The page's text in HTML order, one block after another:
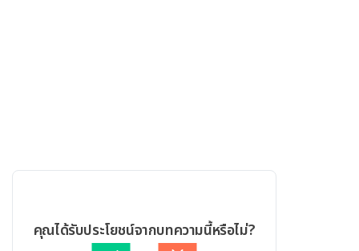
คุณได้รับประโยชน์จากบทความนี้หรือไม่?